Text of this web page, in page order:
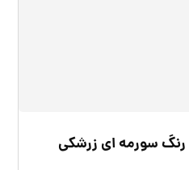
رنگ سورمه‌ ای زرشکی